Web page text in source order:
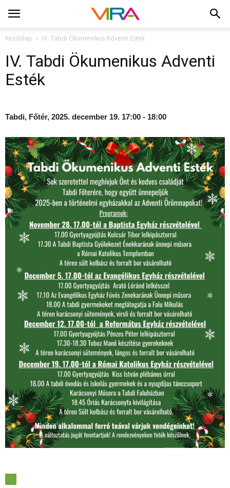
Kezdőlap IV. Tabdi Ökumenikus Adventi Esték
IV. Tabdi Ökumenikus Adventi
Esték
Tabdi, Főtér, 2025. december 19. 17:00 - 18:00